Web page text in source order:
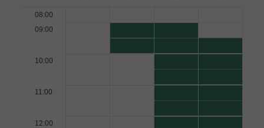
08:00
09:00
10:00
11:00
12:00